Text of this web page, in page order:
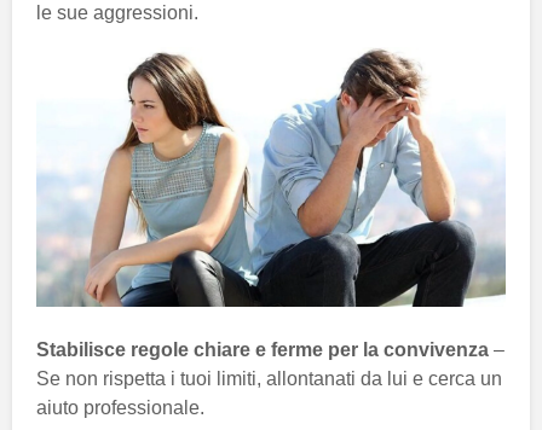
le sue aggressioni.
Stabilisce regole chiare e ferme per la convivenza –
Se non rispetta i tuoi limiti, allontanati da lui e cerca un
aiuto professionale.